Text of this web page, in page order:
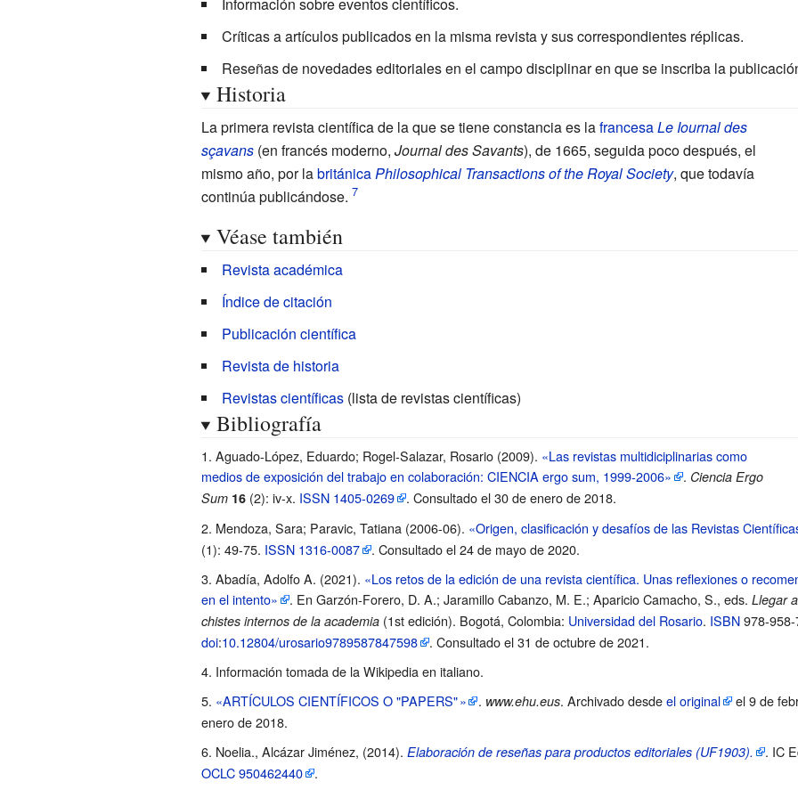
Críticas a artículos publicados en la misma revista y sus correspondientes réplicas.
Reseñas de novedades editoriales en el campo disciplinar en que se inscriba la
Historia
La primera revista científica de la que se tiene constancia es lafrancesaLe Iournal des
sçavans(en francés moderno, Journal des Savants), de 1665, seguida poco después, el
mismo año, por labritánica Philosophical Transactions of the Royal Society, que todavía
continúa publicándose.
Véase también
Revista académica
Índice de citación
Publicación científica
Revista de historia
Revistas científicas(lista de revistas científicas)
Bibliografía
Aguado-López, Eduardo; Rogel-Salazar, Rosario (2009). «Las revistas multidiciplinarias como
medios de exposición del trabajo en colaboración: CIENCIA ergo sum, 1999-2006»
. Ciencia Ergo
Sum 16(2): iv-x. ISSN 1405-0269 . Consultado el 30 de enero de 2018.
Mendoza, Sara; Paravic, Tatiana (2006-06). «Origen, clasificación y desafíos de las Revistas
(1): 49-75. ISSN 1316-0087 . Consultado el 24 de mayo de 2020.
Abadía, Adolfo A. (2021). «Los retos de la edición de una revista científica. Unas reflexiones o
en el intento»
. En Garzón-Forero, D. A.; Jaramillo Cabanzo, M. E.; Aparicio Camacho, S., eds. Llegar
chistes internos de la academia(1st edición). Bogotá, Colombia: Universidad del Rosario. ISBN 978-
doi:10.12804/urosario9789587847598 . Consultado el 31 de octubre de 2021.
Información tomada de la Wikipedia en italiano.
«ARTÍCULOS CIENTÍFICOS O "PAPERS"» . www.ehu.eus. Archivado desdeel original
el 9 de
enero de 2018.
Noelia., Alcázar Jiménez, (2014). Elaboración de reseñas para productos editoriales (UF1903).
. IC
OCLC 950462440
.